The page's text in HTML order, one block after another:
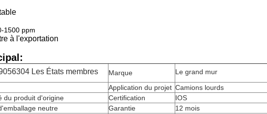
1500 ppm
à l'exportation
Les États membres Marque
Le grand mur
Application du projet Camions lourds
du produit d'origine Certification
IOS
neutre Garantie
12 mois